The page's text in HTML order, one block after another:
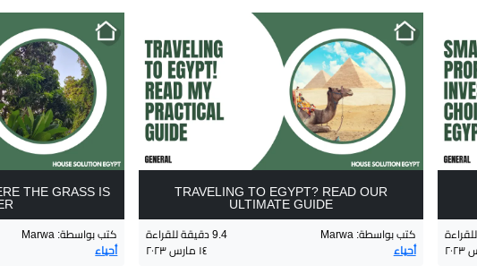
TRAVELING TO EGYPT? READ OUR
ULTIMATE GUIDE
كتب بواسطة:
Marwa
9.4 دقيقة للقراءة
أحياء
١٤ مارس ٢٠٢٣
THE GRASS IS
كتب بواسطة:
Marwa
أحياء